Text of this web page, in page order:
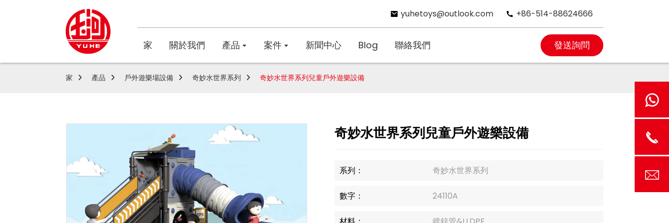
yuhetoys@outlook.com +86-514-88624666
家 關於我們 產品 案件 新聞中心 Blog 聯絡我們 發送詢問
家 產品 戶外遊樂場設備 奇妙水世界系列 奇妙水世界系列兒童戶外遊樂設備
奇妙水世界系列兒童戶外遊樂設備
系列： 奇妙水世界系列
數字： 24110A